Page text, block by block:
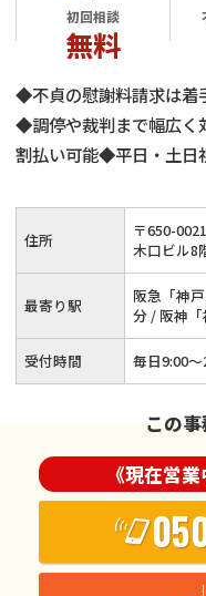
初回相談
無料
◆不貞の慰謝料請求は着
◆調停や裁判まで幅広
割払い可能◆平日・土
住所 〒650-0021
木口ビル8
最寄り駅
阪急「神
分 / 阪神
受付時間 毎日9:00
この
《現在営